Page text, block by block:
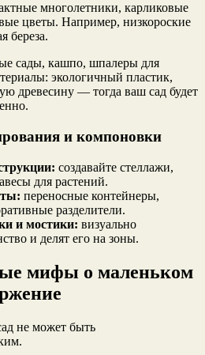
многолетники, карликовые
цветы. Например, низкороские
береза.
сады, кашпо, шпалеры для
экологичный пластик,
древесину — тогда ваш сад будет
и компоновки
создавайте стеллажи,
для растений.
переносные контейнеры,
разделители.
и мостики: визуально
и делят его на зоны.
мифы о маленьком
не может быть